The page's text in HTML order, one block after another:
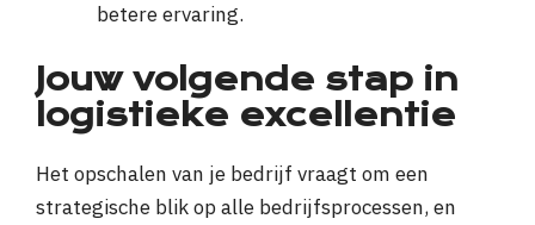
betere ervaring.
Jouw volgende stap in
logistieke excellentie
Het opschalen van je bedrijf vraagt om een
strategische blik op alle bedrijfsprocessen, en